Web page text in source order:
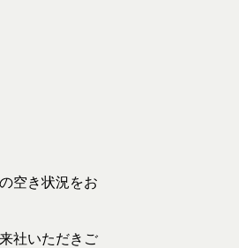
空き状況をお
社いただきご